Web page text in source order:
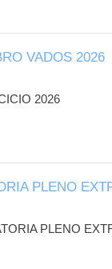
VADOS 2026
2026
PLENO
PLENO